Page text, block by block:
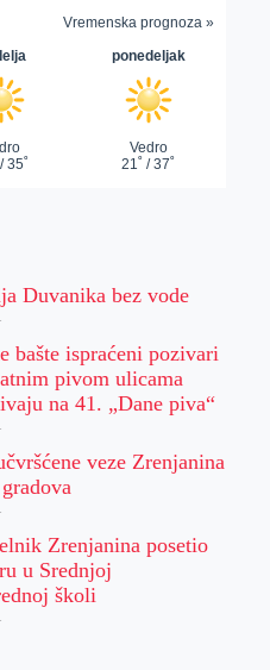
Duvanika bez vode
bašte ispraćeni pozivari
pivom ulicama
na 41. „Dane piva“
veze Zrenjanina
Zrenjanina posetio
u Srednjoj
školi